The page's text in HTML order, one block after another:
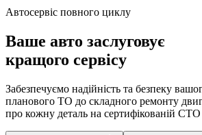
Автосервіс повного циклу
Ваше авто заслуговує
кращого сервісу
Забезпечуємо надійність та безпеку
планового ТО до складного ремонту
про кожну деталь на сертифікованій СТО